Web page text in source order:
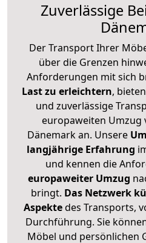
Zuverlässige
Der Transport Ihrer
über die Grenzen
Anforderungen mit sich
Last zu erleichtern,
und zuverlässige
europaweiten Umzug
Dänemark an. Unsere
langjährige Erfahrung
und kennen die
europaweiter Umzug
bringt. Das Netzwerk
Aspektedes Transports,
Durchführung. Sie
Möbel und persönlichen